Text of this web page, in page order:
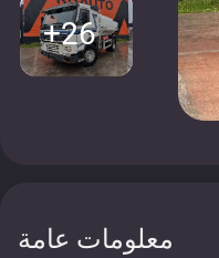
+26
معلومات عامة